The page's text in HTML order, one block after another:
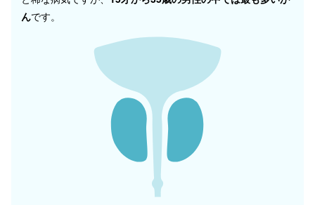
んです。